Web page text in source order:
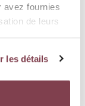
avez fournies
de leurs
les détails
Télévision
par satellite